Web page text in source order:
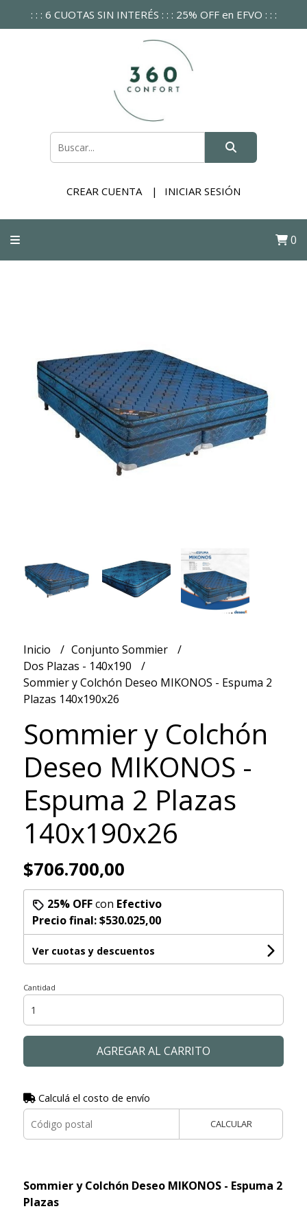
: : : 6 CUOTAS SIN INTERÉS : : : 25% OFF en EFVO : : :
CREAR CUENTA INICIAR SESIÓN
0
Inicio
Conjunto Sommier
Dos Plazas - 140x190
Sommier y Colchón Deseo MIKONOS - Espuma 2
Plazas 140x190x26
Sommier y Colchón
Deseo MIKONOS -
Espuma 2 Plazas
140x190x26
$706.700,00
25% OFFcon Efectivo
Precio final:$530.025,00
Ver cuotas y descuentos
Cantidad
AGREGAR AL CARRITO
Calculá el costo de envío
CALCULAR
Sommier y Colchón Deseo MIKONOS - Espuma 2
Plazas